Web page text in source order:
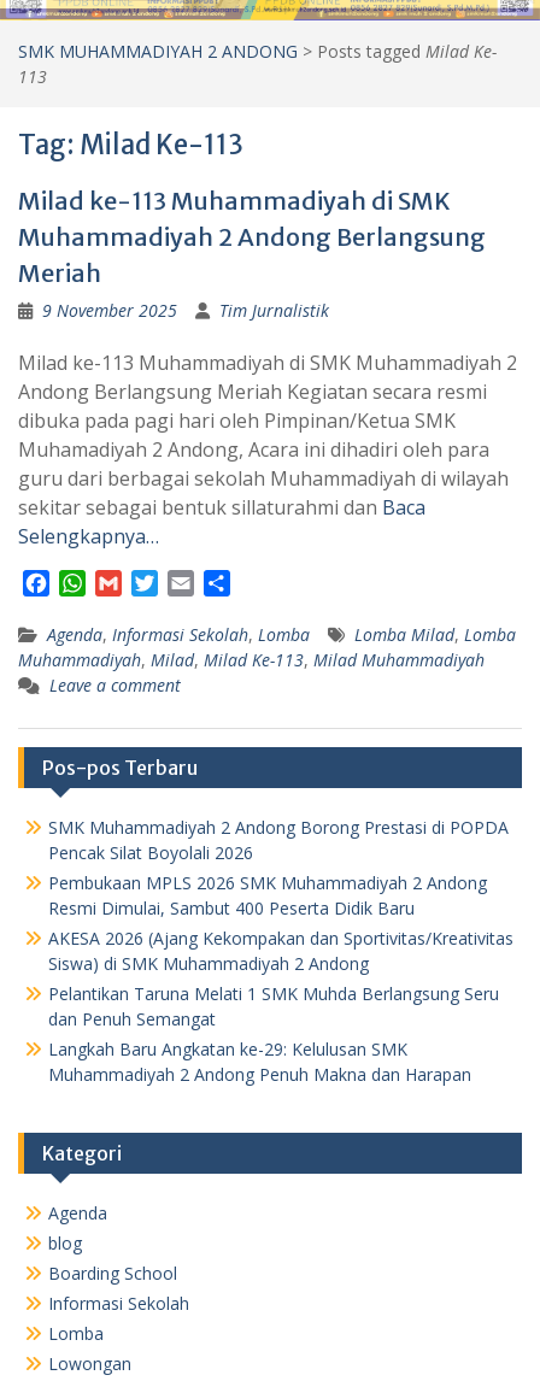
SMK MUHAMMADIYAH 2 ANDONG > Posts tagged Milad Ke-
113
Tag: Milad Ke-113
Milad ke-113 Muhammadiyah di SMK
Muhammadiyah 2 Andong Berlangsung
Meriah
9 November 2025 Tim Jurnalistik
Milad ke-113 Muhammadiyah di SMK Muhammadiyah 2
Andong Berlangsung Meriah Kegiatan secara resmi
dibuka pada pagi hari oleh Pimpinan/Ketua SMK
Muhamadiyah 2 Andong, Acara ini dihadiri oleh para
guru dari berbagai sekolah Muhammadiyah di wilayah
sekitar sebagai bentuk sillaturahmi dan Baca
Selengkapnya…
c
e
b
o
k
W
a
t
s
p
p
a
i
l
i
t
t
r
a
i
a
r
Agenda, Informasi Sekolah, Lomba Lomba Milad, Lomba
Muhammadiyah, Milad, Milad Ke-113, Milad Muhammadiyah
Leave a comment
Pos-pos Terbaru
SMK Muhammadiyah 2 Andong Borong Prestasi di POPDA
Pencak Silat Boyolali 2026
Pembukaan MPLS 2026 SMK Muhammadiyah 2 Andong
Resmi Dimulai, Sambut 400 Peserta Didik Baru
AKESA 2026 (Ajang Kekompakan dan Sportivitas/Kreativitas
Siswa) di SMK Muhammadiyah 2 Andong
Pelantikan Taruna Melati 1 SMK Muhda Berlangsung Seru
dan Penuh Semangat
Langkah Baru Angkatan ke-29: Kelulusan SMK
Muhammadiyah 2 Andong Penuh Makna dan Harapan
Kategori
Agenda
blog
Boarding School
Informasi Sekolah
Lomba
Lowongan